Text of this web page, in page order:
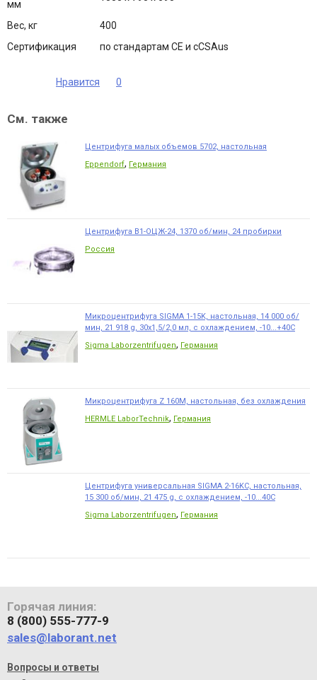
мм
Вес, кг
400
Сертификация
по стандартам CE и cCSAus
Нравится 0
См. также
Центрифуга малых объемов 5702, настольная
Eppendorf, Германия
Центрифуга В1-ОЦЖ-24, 1370 об/мин, 24 пробирки
Россия
Микроцентрифуга SIGMA 1-15K, настольная, 14 000 об/
мин, 21 918 g, 30x1,5/2,0 мл, с охлаждением, -10...+40С
Sigma Laborzentrifugen, Германия
Микроцентрифуга Z 160M, настольная, без охлаждения
HERMLE LaborTechnik, Германия
Центрифуга универсальная SIGMA 2-16KC, настольная,
15 300 об/мин, 21 475 g, с охлаждением, -10...40С
Sigma Laborzentrifugen, Германия
Горячая линия:
8 (800) 555-777-9
sales@laborant.net
Вопросы и ответы